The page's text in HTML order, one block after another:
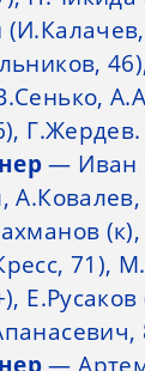
Г.Жердев.
— Иван
71),
—